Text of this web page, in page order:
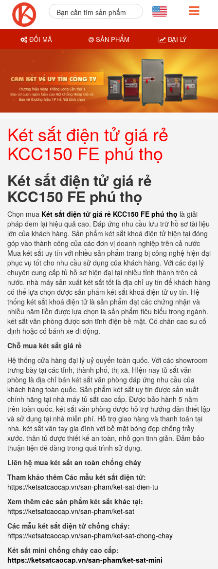
Két sắt điện tử giá rẻ
KCC150 FE phú thọ
Két sắt điện tử giá rẻ
KCC150 FE phú thọ
Chọn mua Két sắt điện tử giá rẻ KCC150 FE phú thọ là giải
pháp đem lại hiệu quả cao. Đáp ứng nhu cầu lưu trữ hồ sơ tài liệu
lớn của khách hàng. Sản phẩm két sắt khoá điện tử hiện tại đóng
góp vào thành công của các đơn vị doanh nghiệp trên cả nước
Mua két sắt uy tín với nhiều sản phẩm trang bị công nghệ hiện đại
phục vụ tốt cho nhu cầu sử dụng của khách hàng. Với các đại lý
chuyên cung cấp tủ hồ sơ hiện đại tại nhiều tỉnh thành trên cả
nước. nhà máy sản xuất két sắt tốt là địa chỉ uy tín để khách hàng
có thể lựa chọn được sản phẩm két sắt khoá điện tử uy tín. Hệ
thống két sắt khoá điện tử là sản phẩm đạt các chứng nhận và
nhiều năm liền được lựa chọn là sản phẩm tiêu biểu trong ngành.
két sắt văn phòng được sơn tĩnh điện bề mặt. Có chân cao su cố
định hoặc có bánh xe di động.
Chỗ mua két sắt giá rẻ
Hệ thống cửa hàng đại lý uỷ quyển toàn quốc. Với các showroom
trưng bày tại các tỉnh, thành phố, thị xã. HIện nay tủ sắt văn
phòng là địa chỉ bán két sắt văn phòng đáp ứng nhu cầu của
khách hàng toàn quốc. Sản phẩm két sắt uy tín được sản xuất
chính hãng tại nhà máy tủ sắt cao cấp. Được bảo hành 5 năm
trên toàn quốc. két sắt văn phòng được hỗ trợ hướng dẫn thiết lập
và sử dụng tại nhà miễn phí. Hỗ trợ giao hàng và thanh toán tại
nhà. két sắt vân tay gia đình với bề mặt bóng đẹp chống trầy
xước. thân tủ được thiết kế an toàn, nhỏ gọn tinh giản. Đảm bảo
thuận tiện dễ dàng trong quá trình sử dụng.
Liên hệ mua két sắt an toàn chống cháy
Tham khảo thêm Các mẫu két sắt điện tử:
https://ketsatcaocap.vn/san-pham/ket-sat-dien-tu
Xem thêm các sản phẩm két sắt khác tại:
https://ketsatcaocap.vn/san-pham/ket-sat
Các mẫu két sắt điện tử chống cháy:
https://ketsatcaocap.vn/san-pham/ket-sat-chong-chay
Két sắt mini chống cháy cao cấp:
https://ketsatcaocap.vn/san-pham/ket-sat-mini
Bạn cần tìm sản phẩm
ĐỔI MÃ SẢN PHẨM ĐẠI LÝ